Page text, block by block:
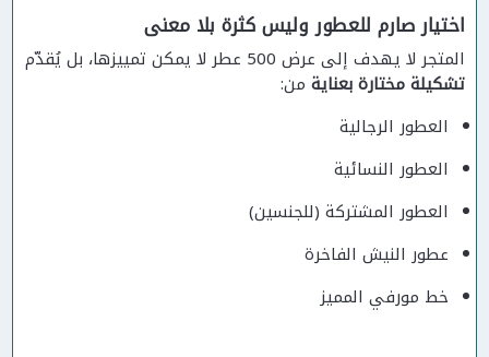
اختيار صارم للعطور وليس كثرة بلا معنى
المتجر لا يهدف إلى عرض 500 عطر لا يمكن تمييزها، بل يُقدّم
تشكيلة مختارة بعناية من:
العطور الرجالية
العطور النسائية
العطور المشتركة (للجنسين)
عطور النيش الفاخرة
خط مورفي المميز